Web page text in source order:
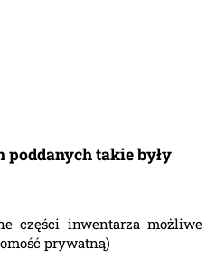
takie były
części inwentarza możliwe
prywatną)